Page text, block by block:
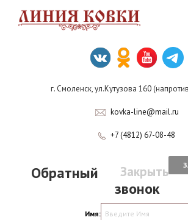
г. Смоленск, ул.Кутузова 160
kovka-line@mail.ru
+7 (4812) 67-08-48
Закрыть
Обратный
звонок
Имя: